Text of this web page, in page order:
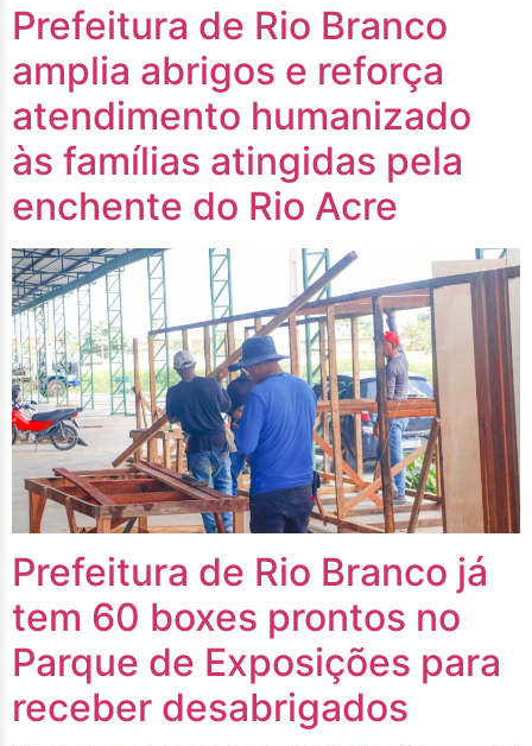
Prefeitura de Rio Branco
amplia abrigos e reforça
atendimento humanizado
às famílias atingidas pela
enchente do Rio Acre
Prefeitura de Rio Branco já
tem 60 boxes prontos no
Parque de Exposições para
receber desabrigados